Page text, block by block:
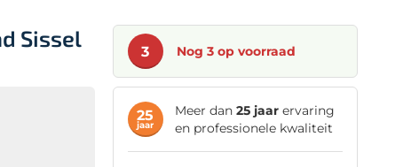
Sissel
3 Nog 3 op voorraad
25
jaar
Meer dan 25 jaarervaring
en professionele kwaliteit